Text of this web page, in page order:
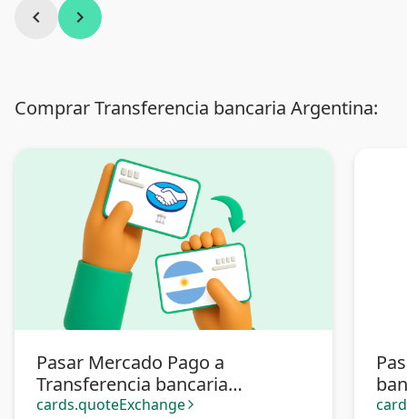
chevron_left chevron_right
Comprar Transferencia bancaria Argentina:
Pasar Mercado Pago a
Transferencia bancaria
Argentina
cards.quoteExchange arrow_forward_ios